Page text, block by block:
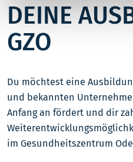
DEINE
GZO
Du möchtest eine
und bekannten
Anfang an fördert und dir
im Gesundheitszentrum